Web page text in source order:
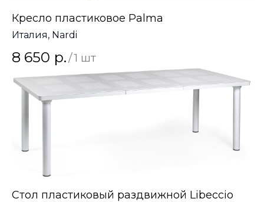
Кресло пластиковое Palma
Италия, Nardi
8 650 р./1 шт
Стол пластиковый раздвижной Libeccio
Оставьте заявку
+7(000)000-0000